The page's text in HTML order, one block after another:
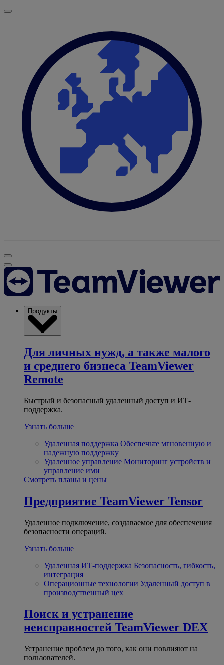
Продукты
Для личных нужд, а также малого
и среднего бизнеса TeamViewer
Remote
Быстрый и безопасный удаленный доступ и ИТ-
поддержка.
Узнать больше
Удаленная поддержка Обеспечьте мгновенную и
надежную поддержку
Удаленное управление Мониторинг устройств и
управление ими
Смотреть планы и цены
Предприятие TeamViewer Tensor
Удаленное подключение, создаваемое для обеспечения
безопасности операций.
Узнать больше
Удаленная ИТ-поддержка Безопасность, гибкость,
интеграция
Операционные технологии Удаленный доступ в
производственный цех
Поиск и устранение
неисправностей TeamViewer DEX
Устранение проблем до того, как они повлияют на
пользователей.